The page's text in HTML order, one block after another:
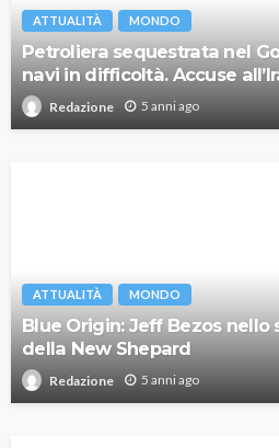
ATTUALITÀ MONDO
Petroliera sequestrata nel
navi in difficoltà. Accuse
Redazione 5 anni ago
ATTUALITÀ MONDO
Blue Origin: Jeff Bezos nello
della New Shepard
Redazione 5 anni ago